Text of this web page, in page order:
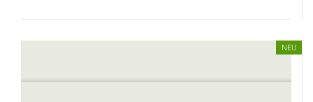
NEU